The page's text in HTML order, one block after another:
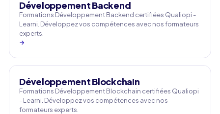
Développement Backend
Formations Développement Backend certifiées Qualiopi -
Learni. Développez vos compétences avec nos formateurs
experts.
→
Développement Blockchain
Formations Développement Blockchain certifiées Qualiopi
- Learni. Développez vos compétences avec nos
formateurs experts.